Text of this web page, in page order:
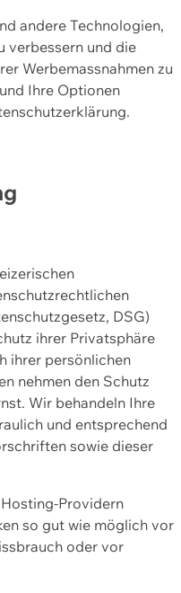
andere Technologien,
verbessern und die
Werbemassnahmen zu
Ihre Optionen
DSG)
ihrer Privatsphäre
ihrer persönlichen
nehmen den Schutz
Wir behandeln Ihre
und entsprechend
sowie dieser
Providern
so gut wie möglich vor
oder vor